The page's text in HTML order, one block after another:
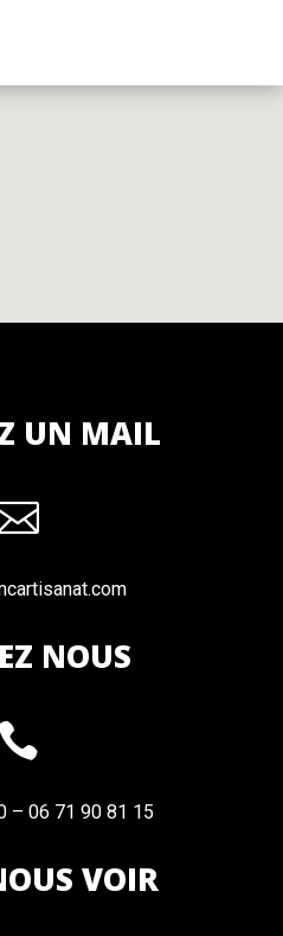
UN MAIL
NOUS
– 06 71 90 81 15
VOIR